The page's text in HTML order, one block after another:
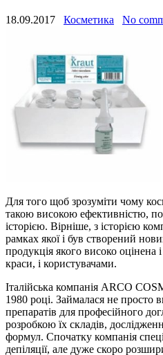
18.09.2017 Косметика No
Для того щоб зрозуміти чому
такою високою ефективністю,
історією. Вірніше, з історією
рамках якої і був створений
продукція якого високо оцінена
краси, і користувачами.
Італійська компанія ARCO
1980 році. Займалася не просто
препаратів для професійного
розробкою їх складів,
формул. Спочатку компанія
депіляції, але дуже скоро